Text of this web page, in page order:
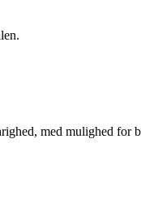
med mulighed for